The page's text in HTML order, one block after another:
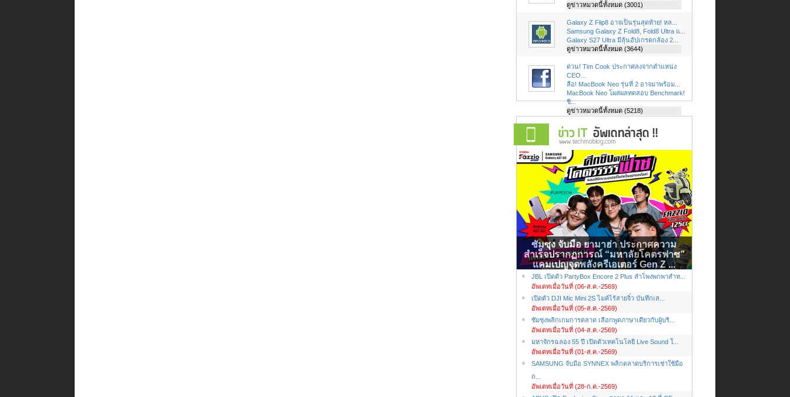
ดูข่าวหมวดนี้ทั้งหมด (3001)
Galaxy Z Flip8 อาจเป็นรุ่นสุดท้าย! หล...
Samsung Galaxy Z Fold8, Fold8 Ultra แ...
Galaxy S27 Ultra มีลุ้นอัปเกรดกล้อง 2...
ดูข่าวหมวดนี้ทั้งหมด (3644)
ด่วน! Tim Cook ประกาศลงจากตำแหน่ง
CEO...
ลือ! MacBook Neo รุ่นที่ 2 อาจมาพร้อม...
MacBook Neo โผล่ผลทดสอบ Benchmark!
ชิ...
ดูข่าวหมวดนี้ทั้งหมด (5218)
ซัมซุง จับมือ ยามาฮ่า ประกาศความ
สำเร็จปรากฏการณ์ “มหาลัยโคตรฟาซ”
แคมเปญจุดพลังครีเอเตอร์ Gen Z ...
JBL เปิดตัว PartyBox Encore 2 Plus ลำโพงพกพาสำห...
อัพเดทเมื่อวันที่ (06-ส.ค.-2569)
เปิดตัว DJI Mic Mini 2S ไมค์ไร้สายจิ๋ว บันทึกเส...
อัพเดทเมื่อวันที่ (05-ส.ค.-2569)
ซัมซุงพลิกเกมการตลาด เลือกพูดภาษาเดียวกับผู้บริ...
อัพเดทเมื่อวันที่ (04-ส.ค.-2569)
มหาจักรฉลอง 55 ปี เปิดตัวเทคโนโลยี Live Sound ใ...
อัพเดทเมื่อวันที่ (01-ส.ค.-2569)
SAMSUNG จับมือ SYNNEX พลิกตลาดบริการเช่าใช้มือ
ถ...
อัพเดทเมื่อวันที่ (28-ก.ค.-2569)